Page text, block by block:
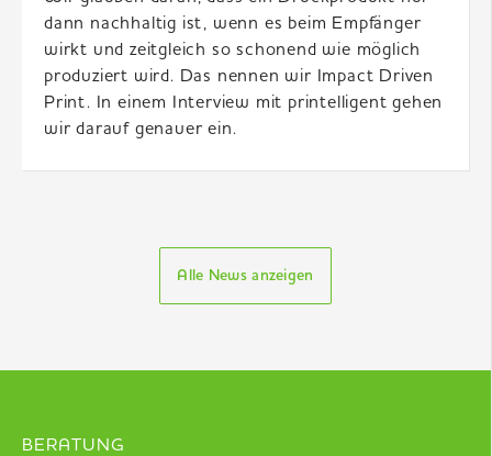
dann nachhaltig ist, wenn es beim Empfänger
wirkt und zeitgleich so schonend wie möglich
produziert wird. Das nennen wir Impact Driven
Print. In einem Interview mit printelligent gehen
wir darauf genauer ein.
Alle News anzeigen
BERATUNG